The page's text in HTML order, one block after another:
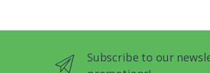
Subscribe to our